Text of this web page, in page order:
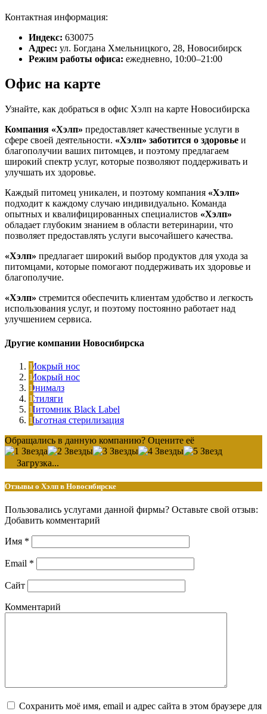
Контактная информация:
Индекс: 630075
Адрес: ул. Богдана Хмельницкого, 28, Новосибирск
Режим работы офиса: ежедневно, 10:00–21:00
Офис на карте
Узнайте, как добраться в офис Хэлп на карте Новосибирска
Компания «Хэлп» предоставляет качественные услуги в
сфере своей деятельности. «Хэлп» заботится о здоровье и
благополучии ваших питомцев, и поэтому предлагаем
широкий спектр услуг, которые позволяют поддерживать и
улучшать их здоровье.
Каждый питомец уникален, и поэтому компания «Хэлп»
подходит к каждому случаю индивидуально. Команда
опытных и квалифицированных специалистов «Хэлп»
обладает глубоким знанием в области ветеринарии, что
позволяет предоставлять услуги высочайшего качества.
«Хэлп» предлагает широкий выбор продуктов для ухода за
питомцами, которые помогают поддерживать их здоровье и
благополучие.
«Хэлп» стремится обеспечить клиентам удобство и легкость
использования услуг, и поэтому постоянно работает над
улучшением сервиса.
Другие компании Новосибирска
Мокрый нос
Мокрый нос
Энималз
Стиляги
Питомник Black Label
Льготная стерилизация
Обращались в данную компанию? Оцените её
Загрузка...
Отзывы о Хэлп в Новосибирске
Пользовались услугами данной фирмы? Оставьте свой отзыв:
Добавить комментарий
Имя *
Email *
Сайт
Комментарий
Сохранить моё имя, email и адрес сайта в этом браузере для